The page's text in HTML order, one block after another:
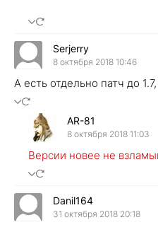
Serjerry
8 октября 2018 10:46
А есть отдельно патч до 1.7,
AR-81
8 октября 2018 11:03
Версии новее не
Danil164
31 октября 2018 20:18